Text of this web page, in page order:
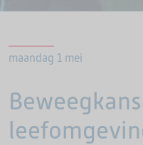
maandag 1 mei